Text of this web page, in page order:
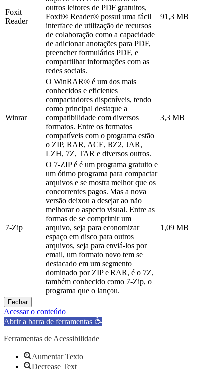
Foxit
Reader
outros leitores de PDF gratuitos,
Foxit® Reader® possui uma fácil
interface de utilização de recursos
de colaboração como a capacidade
de adicionar anotações para PDF,
preencher formulários PDF, e
compartilhar informações com as
redes sociais.
91,3 MB
Winrar
O WinRAR® é um dos mais
conhecidos e eficientes
compactadores disponíveis, tendo
como principal destaque a
compatibilidade com diversos
formatos. Entre os formatos
compatíveis com o programa estão
o ZIP, RAR, ACE, BZ2, JAR,
LZH, 7Z, TAR e diversos outros.
3,3 MB
7-Zip
O 7-ZIP é é um programa gratuito e
um ótimo programa para compactar
arquivos e se mostra melhor que os
concorrentes pagos. Mas a nova
versão deixou a desejar ao não
melhorar o aspecto visual. Entre as
formas de se comprimir um
arquivo, seja para economizar
espaço em disco para outros
arquivos, seja para enviá-los por
email, um formato novo tem se
destacado em um segmento
dominado por ZIP e RAR, é o 7Z,
também conhecido como 7-Zip, o
programa que o lançou.
1,09 MB
Fechar
Acessar o conteúdo
Abrir a barra de ferramentas
Ferramentas de Acessibilidade
Aumentar Texto
Decrease Text